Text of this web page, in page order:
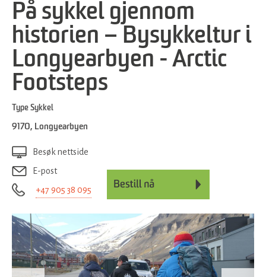
På sykkel gjennom
historien – Bysykkeltur i
Longyearbyen - Arctic
Footsteps
Type Sykkel
9170, Longyearbyen
Besøk nettside
E-post
+47 905 38 095